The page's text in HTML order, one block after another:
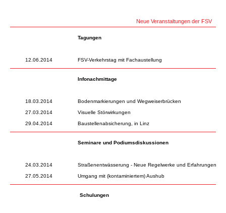
Neue Veranstaltungen der FSV
Tagungen
12.06.2014 FSV-Verkehrstag mit Fachaustellung
Infonachmittage
18.03.2014
Bodenmarkierungen und Wegweiserbrücken
27.03.2014
Visuelle Störwirkungen
29.04.2014
Baustellenabsicherung, in Linz
Seminare und Podiumsdiskussionen
24.03.2014
Straßenentwässerung - Neue Regelwerke und Erfahrungen
27.05.2014
Umgang mit (kontaminiertem) Aushub
Schulungen